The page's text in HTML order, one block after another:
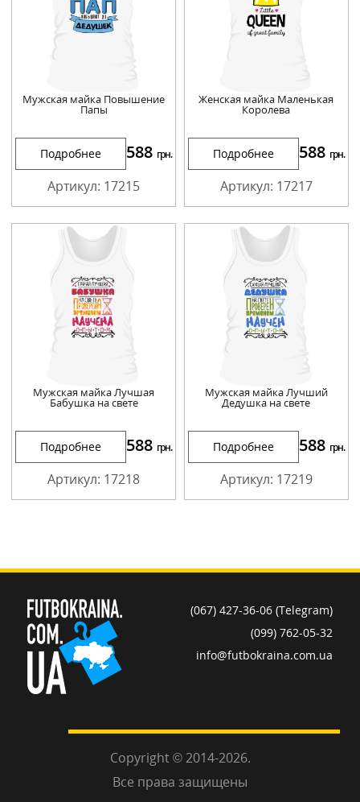
Мужская майка Повышение
Папы
Подробнее 588 грн.
Артикул: 17215
Женская майка Маленькая
Королева
Подробнее 588 грн.
Артикул: 17217
Мужская майка Лучшая
Бабушка на свете
Подробнее 588 грн.
Артикул: 17218
Мужская майка Лучший
Дедушка на свете
Подробнее 588 грн.
Артикул: 17219
(067) 427-36-06 (Telegram)
(099) 762-05-32
info@futbokraina.com.ua
Copyright © 2014-2026.
Все права защищены